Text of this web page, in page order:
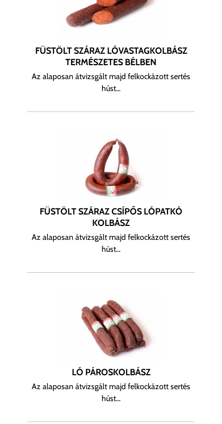
FÜSTÖLT SZÁRAZ LÓVASTAGKOLBÁSZ
TERMÉSZETES BÉLBEN
Az alaposan átvizsgált majd felkockázott sertés
húst...
FÜSTÖLT SZÁRAZ CSÍPŐS LÓPATKÓ
KOLBÁSZ
Az alaposan átvizsgált majd felkockázott sertés
húst...
LÓ PÁROSKOLBÁSZ
Az alaposan átvizsgált majd felkockázott sertés
húst...